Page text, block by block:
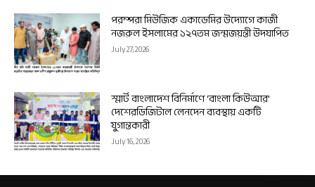
পরম্পরা মিউজিক একাডেমির উদ্যোগে কাজী
নজরুল ইসলামের ১২৭তম জন্মজয়ন্তী উদযাপিত
July 27, 2026
স্মার্ট বাংলাদেশ বিনির্মাণে ‘বাংলা কিউআর’
দেশেরডিজিটাল লেনদেন ব্যবস্থায় একটি
যুগান্তকারী
July 16, 2026